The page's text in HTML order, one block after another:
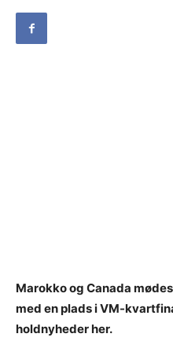
Marokko og Canada
med en plads i VM-
holdnyheder her.